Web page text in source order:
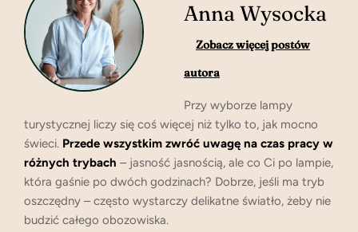
Anna Wysocka
Zobacz więcej postów
autora
Przy wyborze lampy
turystycznej liczy się coś więcej niż tylko to, jak mocno
świeci. Przede wszystkim zwróć uwagę na czas pracy w
różnych trybach – jasność jasnością, ale co Ci po lampie,
która gaśnie po dwóch godzinach? Dobrze, jeśli ma tryb
oszczędny – często wystarczy delikatne światło, żeby nie
budzić całego obozowiska.